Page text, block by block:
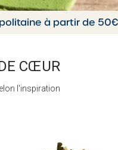
à partir de
CŒUR
l'inspiration